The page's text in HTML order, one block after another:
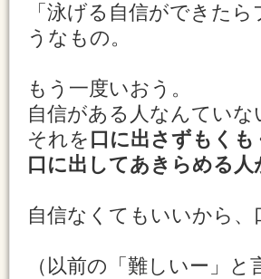
「泳げる自信ができた
うなもの。
もう一度いおう。
自信がある人なんていな
それを 口に出さずもく
口に出してあきらめる
自信なくてもいいから
（以前の「難しいー」